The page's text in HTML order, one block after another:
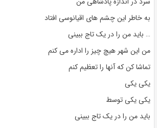
به خاطر این چشم های اقیانوسی افتاد
… باید من را در یک تاج ببینی
من این شهر هیچ چیز را اداره می کنم
تماشا کن که آنها را تعظیم کنم
یکی یکی
یکی یکی توسط
باید من را در یک تاج ببینی